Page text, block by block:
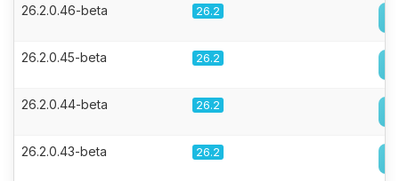
26.2.0.46-beta 26.2
26.2.0.45-beta 26.2
26.2.0.44-beta 26.2
26.2.0.43-beta 26.2